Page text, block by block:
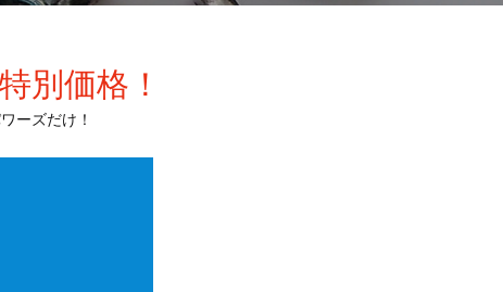
別価格！
ーズだけ！